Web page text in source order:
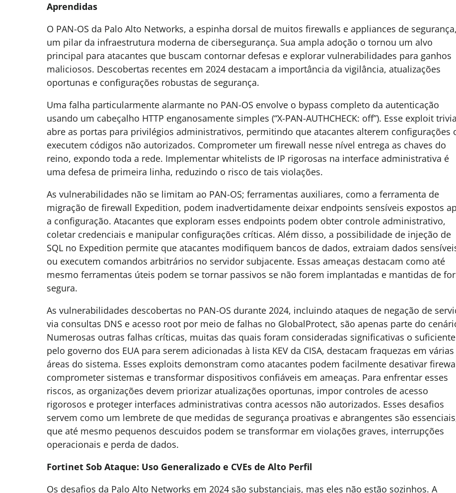
Aprendidas
O PAN-OS da Palo Alto Networks, a espinha dorsal de muitos firewalls e appliances de
um pilar da infraestrutura moderna de cibersegurança. Sua ampla adoção o tornou um alvo
principal para atacantes que buscam contornar defesas e explorar vulnerabilidades para ganhos
maliciosos. Descobertas recentes em 2024 destacam a importância da vigilância, atualizações
oportunas e configurações robustas de segurança.
Uma falha particularmente alarmante no PAN-OS envolve o bypass completo da autenticação
usando um cabeçalho HTTP enganosamente simples (“X-PAN-AUTHCHECK: off”). Esse exploit
abre as portas para privilégios administrativos, permitindo que atacantes alterem configurações
executem códigos não autorizados. Comprometer um firewall nesse nível entrega as chaves do
reino, expondo toda a rede. Implementar whitelists de IP rigorosas na interface administrativa é
uma defesa de primeira linha, reduzindo o risco de tais violações.
As vulnerabilidades não se limitam ao PAN-OS; ferramentas auxiliares, como a ferramenta de
migração de firewall Expedition, podem inadvertidamente deixar endpoints sensíveis expostos
a configuração. Atacantes que exploram esses endpoints podem obter controle administrativo,
coletar credenciais e manipular configurações críticas. Além disso, a possibilidade de injeção de
SQL no Expedition permite que atacantes modifiquem bancos de dados, extraiam dados
ou executem comandos arbitrários no servidor subjacente. Essas ameaças destacam como até
mesmo ferramentas úteis podem se tornar passivos se não forem implantadas e mantidas de
segura.
As vulnerabilidades descobertas no PAN-OS durante 2024, incluindo ataques de negação de
via consultas DNS e acesso root por meio de falhas no GlobalProtect, são apenas parte do
Numerosas outras falhas críticas, muitas das quais foram consideradas significativas o suficiente
pelo governo dos EUA para serem adicionadas à lista KEV da CISA, destacam fraquezas em várias
áreas do sistema. Esses exploits demonstram como atacantes podem facilmente desativar
comprometer sistemas e transformar dispositivos confiáveis em ameaças. Para enfrentar esses
riscos, as organizações devem priorizar atualizações oportunas, impor controles de acesso
rigorosos e proteger interfaces administrativas contra acessos não autorizados. Esses desafios
servem como um lembrete de que medidas de segurança proativas e abrangentes são
que até mesmo pequenos descuidos podem se transformar em violações graves, interrupções
operacionais e perda de dados.
Fortinet Sob Ataque: Uso Generalizado e CVEs de Alto Perfil
Os desafios da Palo Alto Networks em 2024 são substanciais, mas eles não estão sozinhos. A